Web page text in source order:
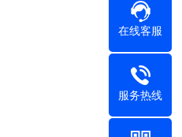
在线客服
服务热线